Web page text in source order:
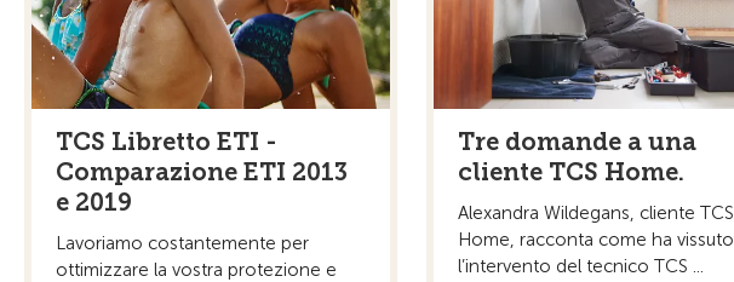
TCS Libretto ETI -
Comparazione ETI 2013
e 2019
Lavoriamo costantemente per
ottimizzare la vostra protezione e
Tre domande a una
cliente TCS Home.
Alexandra Wildegans, cliente TCS
Home, racconta come ha vissuto
l’intervento del tecnico TCS ...